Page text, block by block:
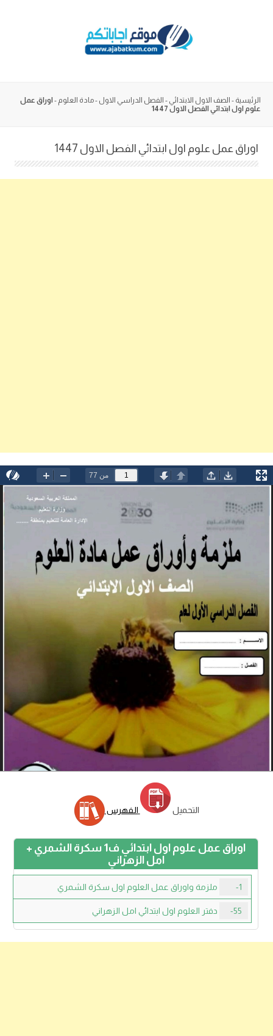
الرئيسية - الصف الاول الابتدائي - الفصل الدراسي الاول -مادة العلوم - اوراق عمل
علوم اول ابتدائي الفصل الاول 1447
اوراق عمل علوم اول ابتدائي الفصل الاول 1447
التحميل الفهرس
اوراق عمل علوم اول ابتدائي ف1 سكرة الشمري +
امل الزهراني
1- ملزمة واوراق عمل العلوم اول سكرة الشمري
55- دفتر العلوم اول ابتدائي امل الزهراني